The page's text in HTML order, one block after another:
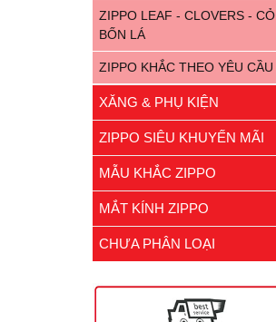
ZIPPO LEAF - CLOVERS - CỎ
BỐN LÁ
ZIPPO KHẮC THEO YÊU CẦU
XĂNG & PHỤ KIỆN
ZIPPO SIÊU KHUYẾN MÃI
MẪU KHẮC ZIPPO
MẮT KÍNH ZIPPO
CHƯA PHÂN LOẠI